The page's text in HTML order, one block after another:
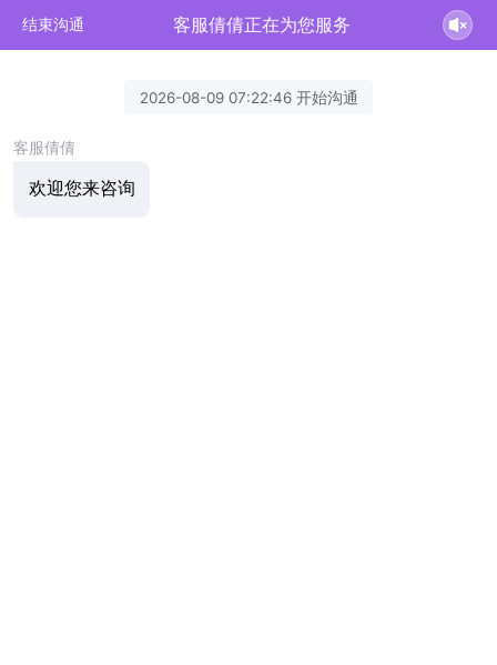
结束沟通 客服倩倩正在为您服务
2026-08-09 07:22:46 开始沟通
客服倩倩
欢迎您来咨询